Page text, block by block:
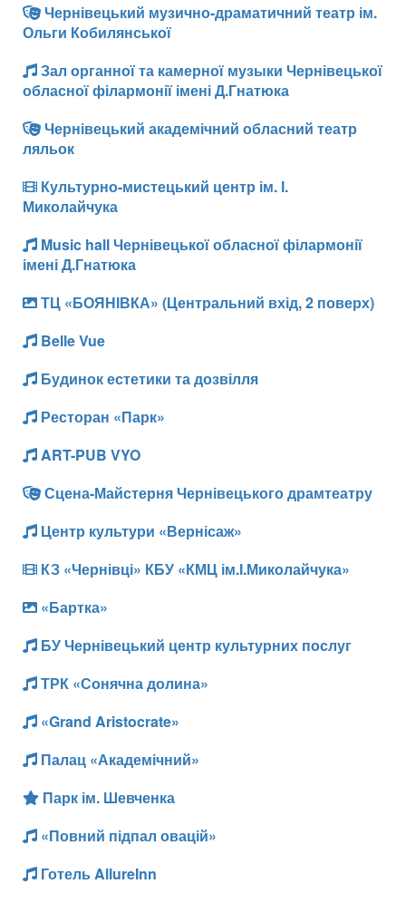
Чернівецький музично-драматичний театр ім.
Ольги Кобилянської
Зал органної та камерної музыки Чернівецької
обласної філармонії імені Д.Гнатюка
Чернівецький академічний обласний театр
ляльок
Культурно-мистецький центр ім. І.
Миколайчука
Music hall Чернівецької обласної філармонії
імені Д.Гнатюка
ТЦ «БОЯНІВКА» (Центральний вхід, 2 поверх)
Belle Vue
Будинок естетики та дозвілля
Ресторан «Парк»
ART-PUB VYO
Сцена-Майстерня Чернівецького драмтеатру
Центр культури «Вернісаж»
КЗ «Чернівці» КБУ «КМЦ ім.І.Миколайчука»
«Бартка»
БУ Чернівецький центр культурних послуг
ТРК «Сонячна долина»
«Grand Aristocrate»
Палац «Академічний»
Парк ім. Шевченка
«Повний підпал овацій»
Готель AllureInn